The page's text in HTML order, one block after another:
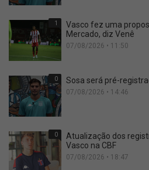
1
Vasco fez uma
Mercado, diz Venê
07/08/2026 • 11:50
0 Sosa será pré-
07/08/2026 • 14:46
0
Atualização dos
Vasco na CBF
07/08/2026 • 18:47